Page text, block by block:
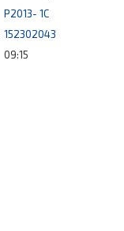
P2013- 1C
152302043
09:15